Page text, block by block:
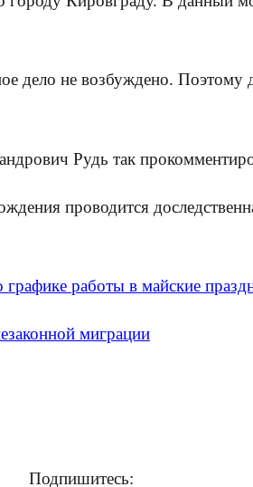
дело не возбуждено. Поэтому
Рудь так
проводится
работы в майские
миграции
Подпишитесь: